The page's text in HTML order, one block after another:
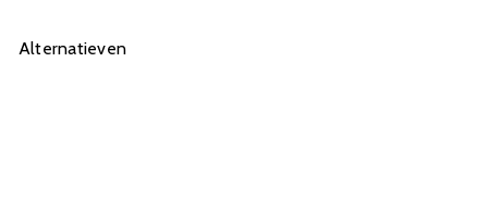
Alternatieven